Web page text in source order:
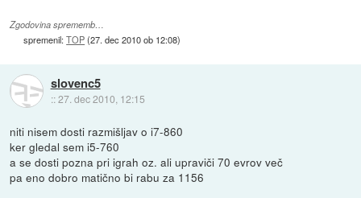
Zgodovina sprememb…
spremenil:TOP(27. dec 2010 ob 12:08)
slovenc5
::27. dec 2010, 12:15
niti nisem dosti razmišljav o i7-860
ker gledal sem i5-760
a se dosti pozna pri igrah oz. ali upraviči 70 evrov več
pa eno dobro matično bi rabu za 1156